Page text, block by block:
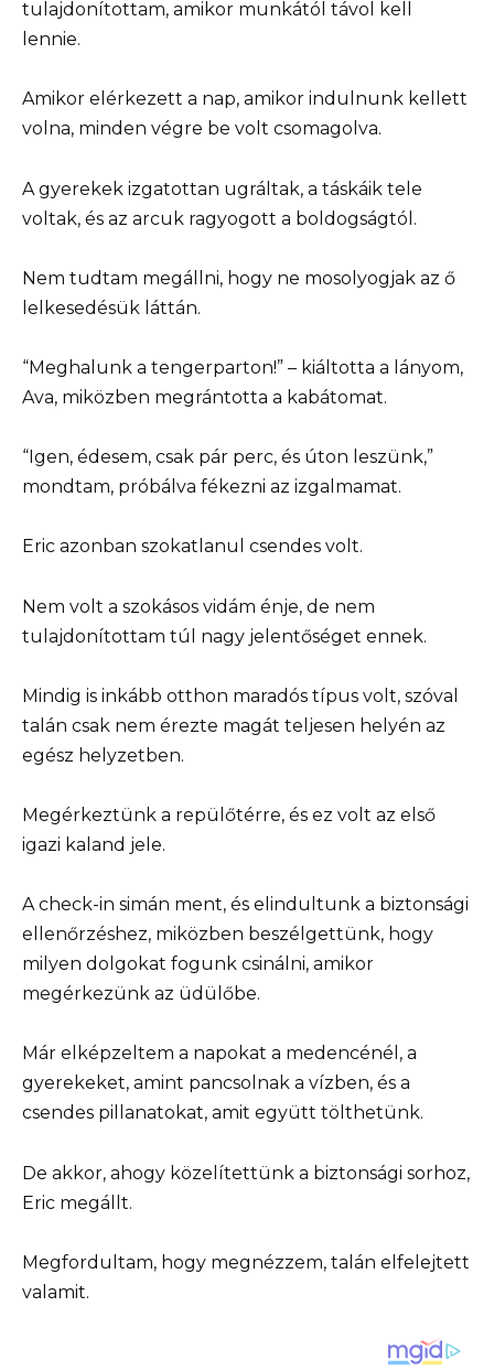
tulajdonítottam, amikor munkától távol kell
lennie.
Amikor elérkezett a nap, amikor indulnunk kellett
volna, minden végre be volt csomagolva.
A gyerekek izgatottan ugráltak, a táskáik tele
voltak, és az arcuk ragyogott a boldogságtól.
Nem tudtam megállni, hogy ne mosolyogjak az ő
lelkesedésük láttán.
“Meghalunk a tengerparton!” – kiáltotta a lányom,
Ava, miközben megrántotta a kabátomat.
“Igen, édesem, csak pár perc, és úton leszünk,”
mondtam, próbálva fékezni az izgalmamat.
Eric azonban szokatlanul csendes volt.
Nem volt a szokásos vidám énje, de nem
tulajdonítottam túl nagy jelentőséget ennek.
Mindig is inkább otthon maradós típus volt, szóval
talán csak nem érezte magát teljesen helyén az
egész helyzetben.
Megérkeztünk a repülőtérre, és ez volt az első
igazi kaland jele.
A check-in simán ment, és elindultunk a biztonsági
ellenőrzéshez, miközben beszélgettünk, hogy
milyen dolgokat fogunk csinálni, amikor
megérkezünk az üdülőbe.
Már elképzeltem a napokat a medencénél, a
gyerekeket, amint pancsolnak a vízben, és a
csendes pillanatokat, amit együtt tölthetünk.
De akkor, ahogy közelítettünk a biztonsági sorhoz,
Eric megállt.
Megfordultam, hogy megnézzem, talán elfelejtett
valamit.